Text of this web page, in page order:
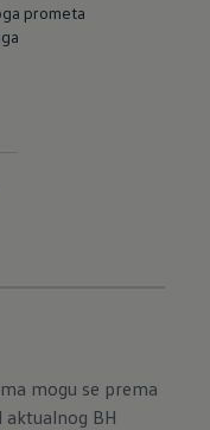
prometa
mogu se prema
BH